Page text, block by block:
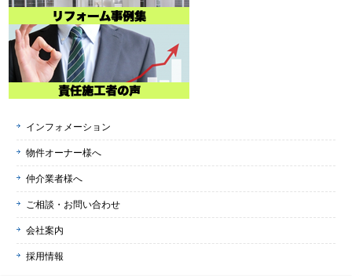
インフォメーション
物件オーナー様へ
仲介業者様へ
ご相談・お問い合わせ
会社案内
採用情報